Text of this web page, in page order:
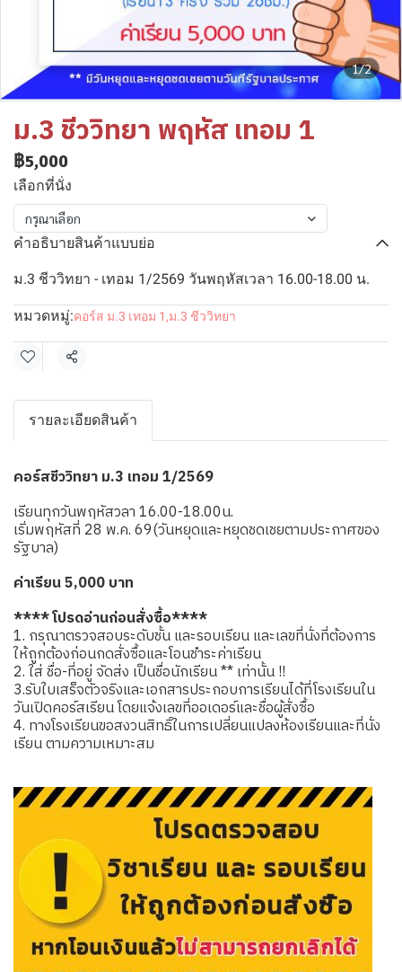
1/2
ม.3 ชีววิทยา พฤหัส เทอม 1
฿5,000
เลือกที่นั่ง
กรุณาเลือก
คำอธิบายสินค้าแบบย่อ
ม.3 ชีววิทยา - เทอม 1/2569 วันพฤหัสเวลา 16.00-18.00 น.
หมวดหมู่:คอร์ส ม.3 เทอม 1 ,ม.3 ชีววิทยา
แชร์
รายละเอียดสินค้า
คอร์สชีววิทยา ม.3 เทอม 1/2569
เรียนทุกวันพฤหัสวลา 16.00-18.00น.
เริ่มพฤหัสที่ 28 พ.ค. 69(วันหยุดและหยุดชดเชยตามประกาศของ
รัฐบาล)
ค่าเรียน 5,000 บาท
**** โปรดอ่านก่อนสั่งซื้อ****
1. กรุณาตรวจสอบระดับชั้น และรอบเรียน และเลขที่นั่งที่ต้องการ
ให้ถูกต้องก่อนกดสั่งซื้อและโอนชำระค่าเรียน
2. ใส่ ชื่อ-ที่อยู่ จัดส่ง เป็นชื่อนักเรียน ** เท่านั้น !!
3.รับใบเสร็จตัวจริงและเอกสารประกอบการเรียนได้ที่โรงเรียนใน
วันเปิดคอร์สเรียน โดยแจ้งเลขที่ออเดอร์และชื่อผู้สั่งซื้อ
4. ทางโรงเรียนขอสงวนสิทธิ์ในการเปลี่ยนแปลงห้องเรียนและที่นั่ง
เรียน ตามความเหมาะสม